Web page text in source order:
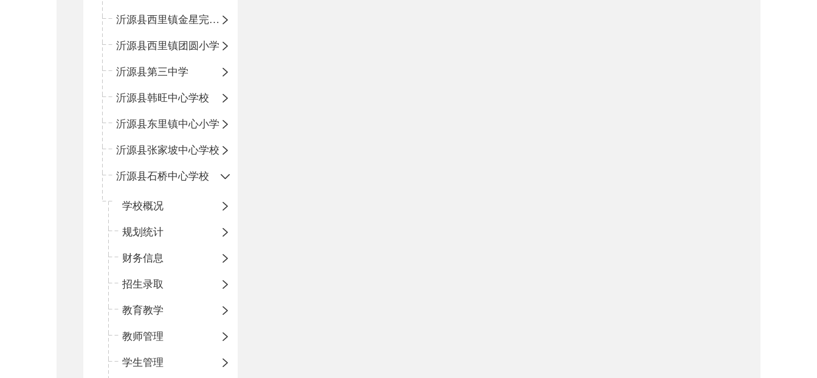
沂源县西里镇金星完全小学
沂源县西里镇团圆小学
沂源县第三中学
沂源县韩旺中心学校
沂源县东里镇中心小学
沂源县张家坡中心学校
沂源县石桥中心学校
学校概况
规划统计
财务信息
招生录取
教育教学
教师管理
学生管理